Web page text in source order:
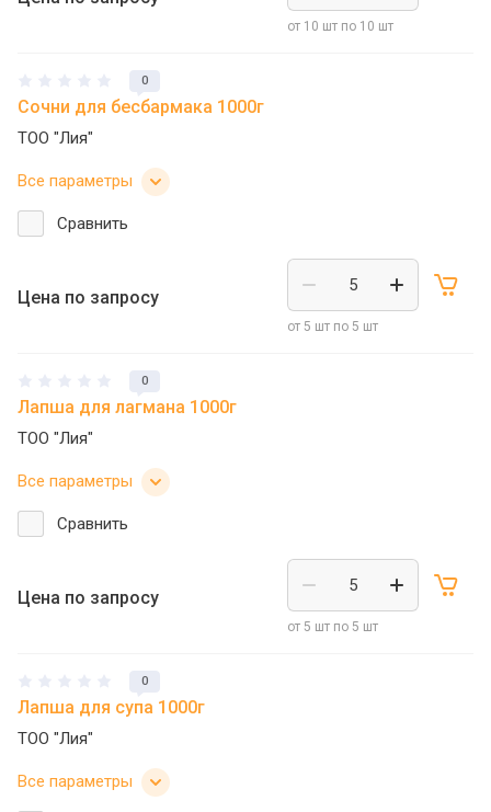
от 10 шт по 10 шт
0
Сочни для бесбармака 1000г
ТОО "Лия"
Все параметры
Сравнить
Цена по запросу
от 5 шт по 5 шт
0
Лапша для лагмана 1000г
ТОО "Лия"
Все параметры
Сравнить
Цена по запросу
от 5 шт по 5 шт
0
Лапша для супа 1000г
ТОО "Лия"
Все параметры